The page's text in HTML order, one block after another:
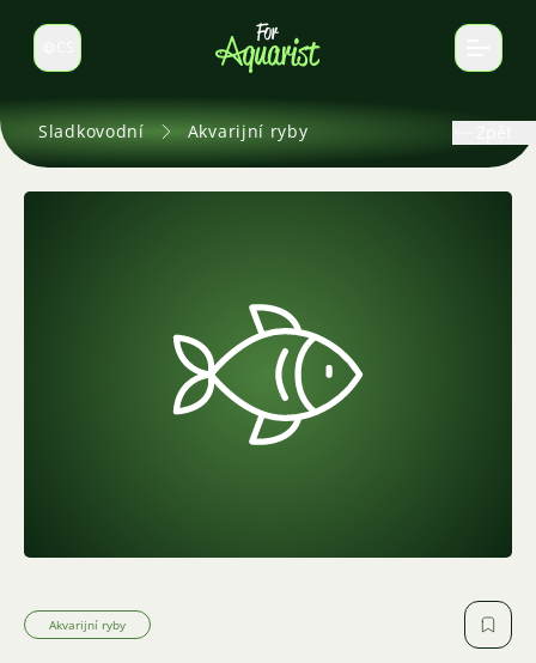
Select language
Sladkovodní Akvarijní ryby
Akvarijní ryby